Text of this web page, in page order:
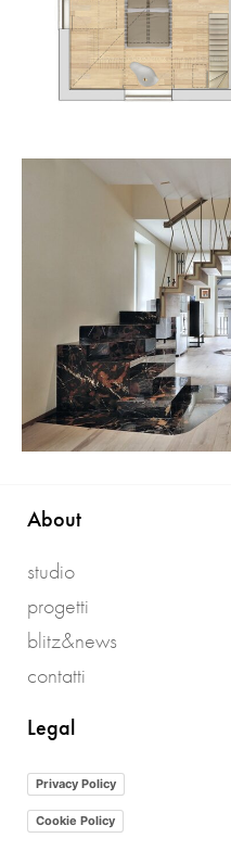
About
studio
progetti
blitz&news
contatti
Legal
Privacy Policy
Cookie Policy